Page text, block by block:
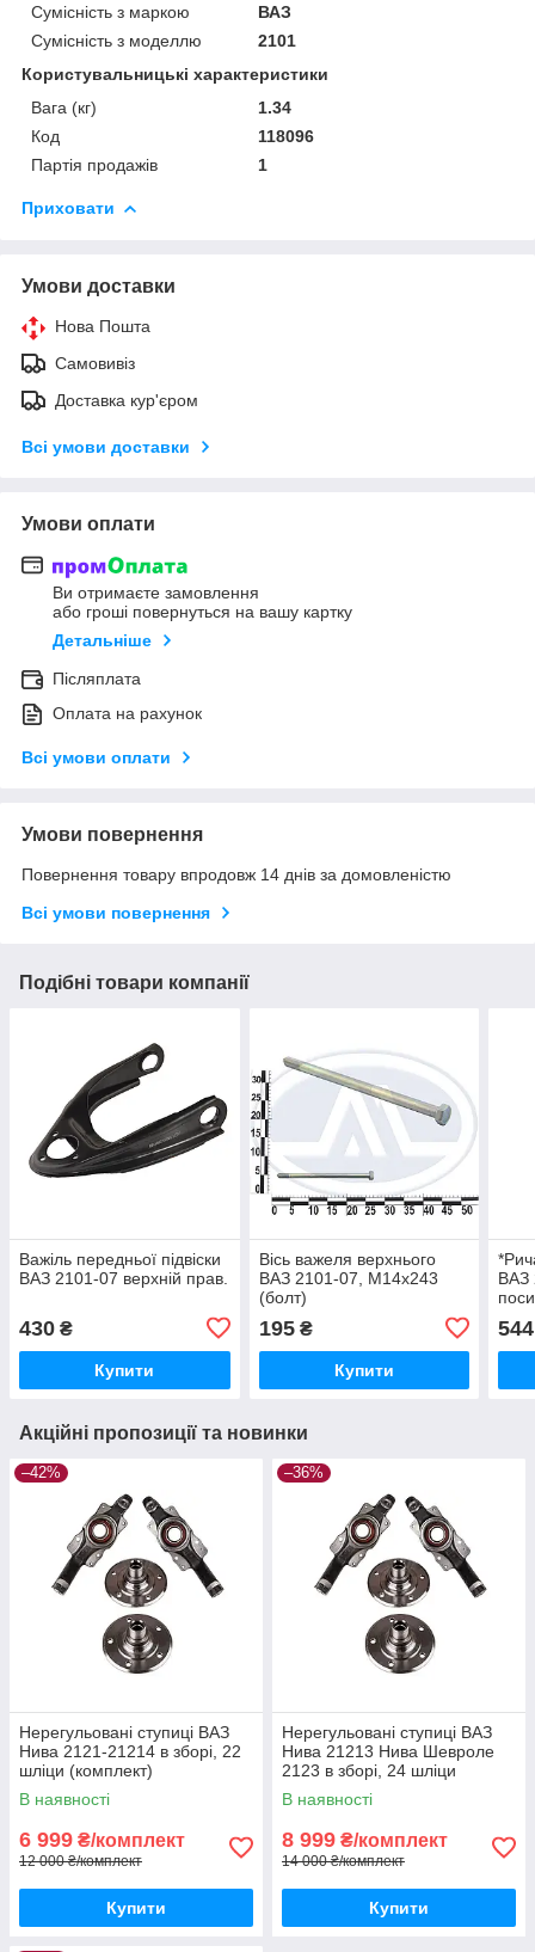
Сумісність з маркою
ВАЗ
Сумісність з моделлю
2101
Користувальницькі характеристики
Вага (кг)
1.34
Код
118096
Партія продажів
1
Приховати
Умови доставки
Нова Пошта
Самовивіз
Доставка кур'єром
Всі умови доставки
Умови оплати
Ви отримаєте замовлення
або гроші повернуться на вашу картку
Детальніше
Післяплата
Оплата на рахунок
Всі умови оплати
Умови повернення
Повернення товару впродовж 14 днів за домовленістю
Всі умови повернення
Подібні товари компанії
Важіль передньої підвіски
ВАЗ 2101-07 верхній прав.
430 ₴
Купити
Вісь важеля верхнього
ВАЗ 2101-07, М14х243
(болт)
195₴
Купити
ВАЗ
544
Акційні пропозиції та новинки
–42%
Нерегульовані ступиці ВАЗ
Нива 2121-21214 в зборі, 22
шліци (комплект)
В наявності
6 999 ₴/комплект
12 000 ₴/комплект
Купити
–36%
Нерегульовані ступиці ВАЗ
Нива 21213 Нива Шевроле
2123 в зборі, 24 шліци
(комплект)
В наявності
8 999 ₴/комплект
14 000 ₴/комплект
Купити